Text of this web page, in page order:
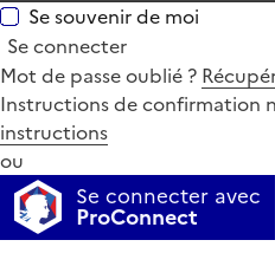
Se souvenir de moi
Se connecter
Mot de passe oublié ?
Instructions de confirmation
instructions
ou
Se connecter avec
ProConnect